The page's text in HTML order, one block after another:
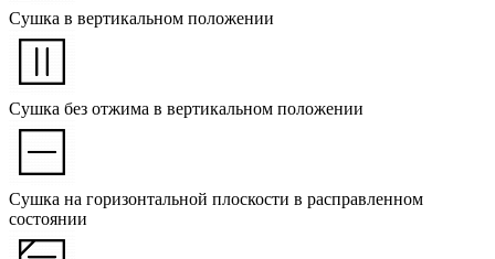
Сушка в вертикальном положении
Сушка без отжима в вертикальном положении
Сушка на горизонтальной плоскости в расправленном
состоянии